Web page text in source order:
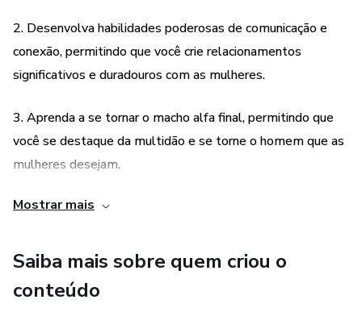
2. Desenvolva habilidades poderosas de comunicação e
conexão, permitindo que você crie relacionamentos
significativos e duradouros com as mulheres.
3. Aprenda a se tornar o macho alfa final, permitindo que
você se destaque da multidão e se torne o homem que as
mulheres desejam.
4. Desbloqueie todo o seu potencial e melhore sua
melhor versão de si mesmo.
5. Junte-se a uma comunidade de homens que pensam da
Mostrar mais
Saiba mais sobre quem criou o
conteúdo